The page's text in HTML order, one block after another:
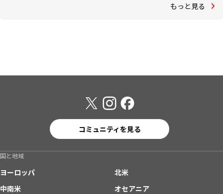
もっと見る
コミュニティを見る
国と地域
ヨーロッパ
北米
中南米
オセアニア